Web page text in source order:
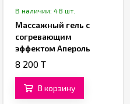
В наличии: 48 шт.
Массажный гель с
согревающим
эффектом Апероль
«Vibration Aperol» от
8 200 T
В корзину